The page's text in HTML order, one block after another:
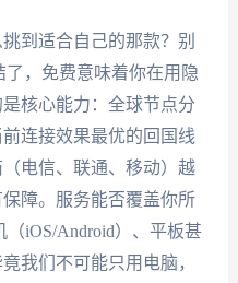
到适合自己的那款？别
了，免费意味着你在用隐
核心能力：全球节点分
连接效果最优的回国线
电信、联通、移动）越
障。服务能否覆盖你所
iOS/Android）、平板甚
我们不可能只用电脑，